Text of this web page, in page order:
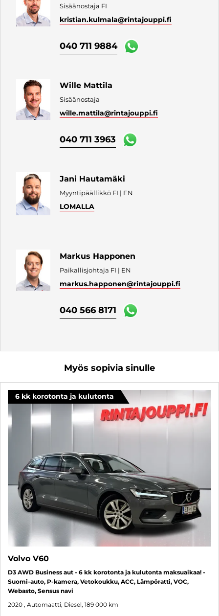
Sisäänostaja FI
kristian.kulmala@rintajouppi.fi
040 711 9884
Wille Mattila
Sisäänostaja
wille.mattila@rintajouppi.fi
040 711 3963
Jani Hautamäki
Myyntipäällikkö FI | EN
LOMALLA
Markus Happonen
Paikallisjohtaja FI | EN
markus.happonen@rintajouppi.fi
040 566 8171
Myös sopivia sinulle
6 kk korotonta ja kulutonta
Volvo V60
D3 AWD Business aut - 6 kk korotonta ja kulutonta maksuaikaa! -
Suomi-auto, P-kamera, Vetokoukku, ACC, Lämpöratti, VOC,
Webasto, Sensus navi
2020 , Automaatti, Diesel, 189 000 km